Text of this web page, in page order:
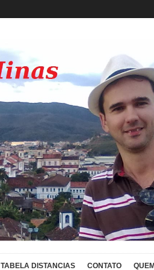
TABELA DISTANCIAS CONTATO